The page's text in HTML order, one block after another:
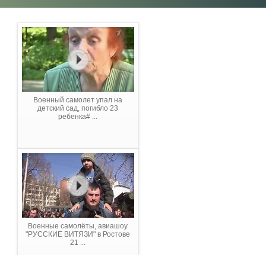
Военный самолет упал на
детский сад, погибло 23
ребенка# ...
Военные самолёты, авиашоу
"РУССКИЕ ВИТЯЗИ" в Ростове
21 ...